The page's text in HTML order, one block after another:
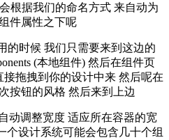
根据我们的命名方式 来自动为
件属性之下呢
的时候 我们只需要来到这边的
(本地组件) 然后在组件页
接拖拽到你的设计中来 然后呢在
按钮的风格 然后来到上边
动调整宽度 适应所在容器的宽
个设计系统可能会包含几十个组